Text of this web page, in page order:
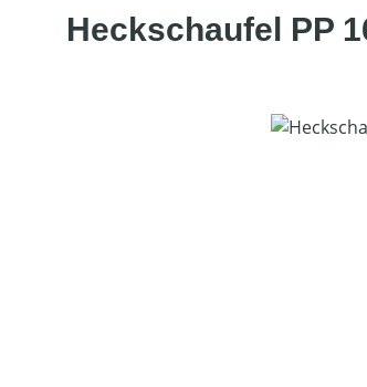
Heckschaufel PP
Bildergalerie überspringen